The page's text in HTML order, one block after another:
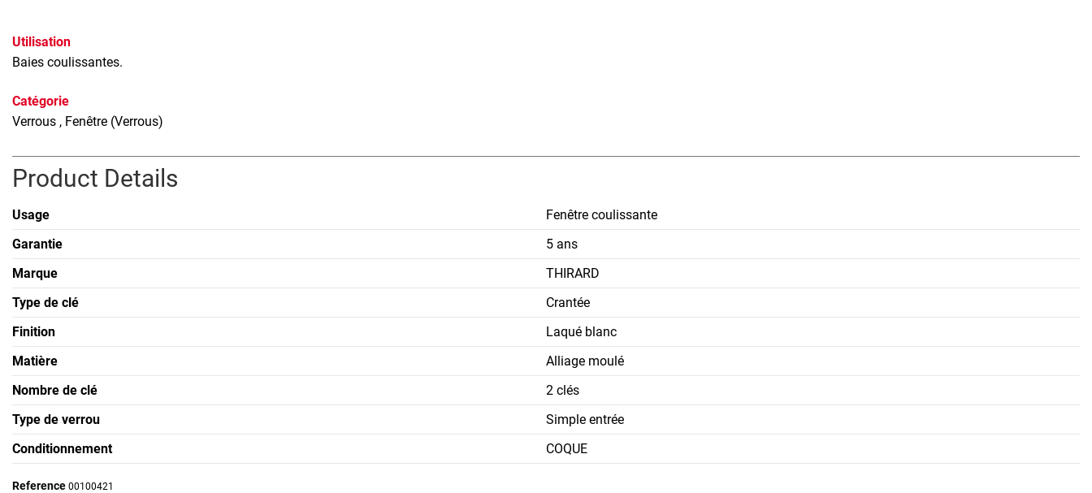
Utilisation
Baies coulissantes.
Catégorie
Verrous , Fenêtre (Verrous)
Product Details
Usage
Fenêtre coulissante
Garantie
5 ans
Marque
THIRARD
Type de clé
Crantée
Finition
Laqué blanc
Matière
Alliage moulé
Nombre de clé
2 clés
Type de verrou
Simple entrée
Conditionnement
COQUE
Reference 00100421